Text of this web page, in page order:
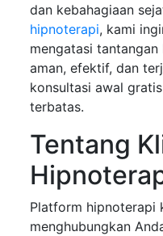
dan kebahagiaan
hipnoterapi, kami
mengatasi
aman, efektif, dan
konsultasi awal
terbatas.
Tentang
Platform hipnoterapi
menghubungkan